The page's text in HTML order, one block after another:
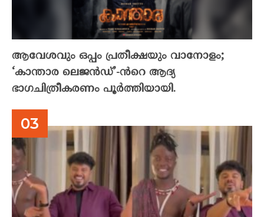
ആവേശവും ഒപ്പം പ്രതീക്ഷയും വാനോളം;
‘കാന്താര ലെജൻഡ്’-ൻറെ ആദ്യ
ഭാഗചിത്രീകരണം പൂർത്തിയായി.